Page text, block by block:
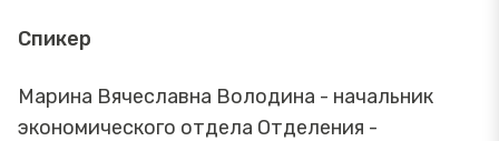
Спикер
Марина Вячеславна Володина - начальник
экономического отдела Отделения -